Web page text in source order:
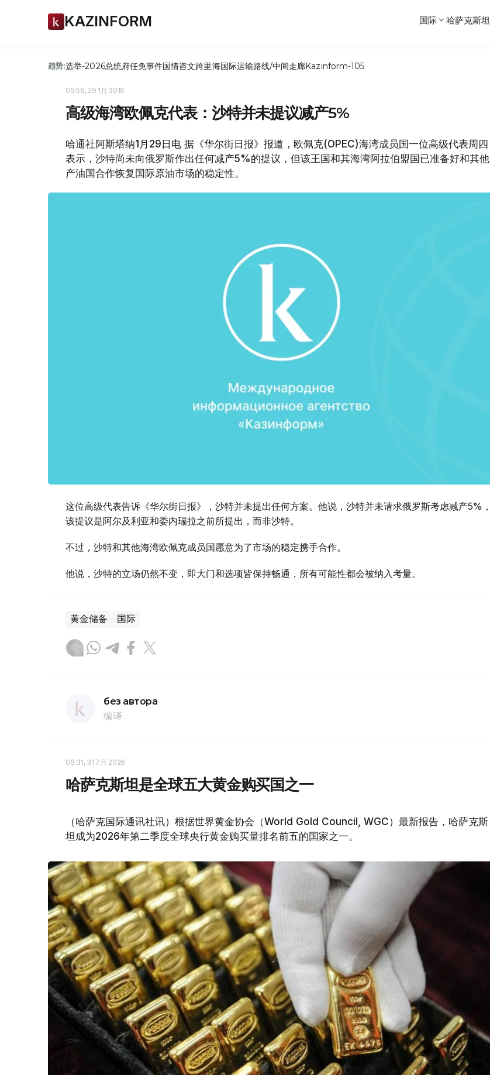
KAZINFORM 国际 哈萨克斯坦
趋势:选举-2026总统府任免事件国情咨文跨里海国际运输路线/中间走廊Kazinform-105
09:56, 29 1月 2016
高级海湾欧佩克代表：沙特并未提议减产5%
哈通社阿斯塔纳1月29日电 据《华尔街日报》报道，欧佩克(OPEC)海湾成员国一位高级代表周四
表示，沙特尚未向俄罗斯作出任何减产5%的提议，但该王国和其海湾阿拉伯盟国已准备好和其他
产油国合作恢复国际原油市场的稳定性。
这位高级代表告诉《华尔街日报》，沙特并未提出任何方案。他说，沙特并未请求俄罗斯考虑减产5%，
该提议是阿尔及利亚和委内瑞拉之前所提出，而非沙特。
不过，沙特和其他海湾欧佩克成员国愿意为了市场的稳定携手合作。
他说，沙特的立场仍然不变，即大门和选项皆保持畅通，所有可能性都会被纳入考量。
黄金储备 国际
без автора
编译
08:31, 31 7月 2026
哈萨克斯坦是全球五大黄金购买国之一
（哈萨克国际通讯社讯）根据世界黄金协会（World Gold Council, WGC）最新报告，哈萨克斯
坦成为2026年第二季度全球央行黄金购买量排名前五的国家之一。